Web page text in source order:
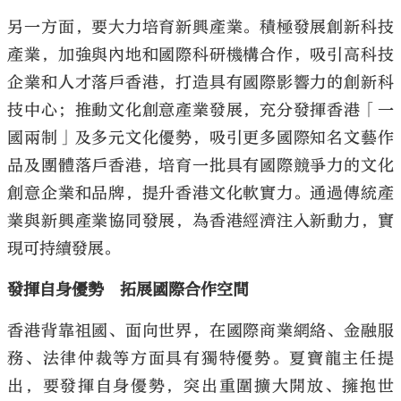
另一方面，要大力培育新興產業。積極發展創新科技
產業，加強與內地和國際科研機構合作，吸引高科技
企業和人才落戶香港，打造具有國際影響力的創新科
技中心；推動文化創意產業發展，充分發揮香港「一
國兩制」及多元文化優勢，吸引更多國際知名文藝作
品及團體落戶香港，培育一批具有國際競爭力的文化
創意企業和品牌，提升香港文化軟實力。通過傳統產
業與新興產業協同發展，為香港經濟注入新動力，實
現可持續發展。
發揮自身優勢 拓展國際合作空間
香港背靠祖國、面向世界，在國際商業網絡、金融服
務、法律仲裁等方面具有獨特優勢。夏寶龍主任提
出，要發揮自身優勢，突出重圍擴大開放、擁抱世